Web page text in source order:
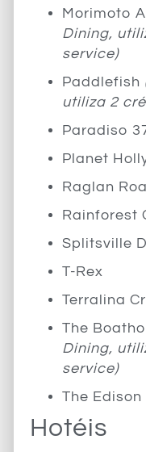
Morimoto
Dining,
service)
Paddlefish
utiliza 2
Paradiso
Planet
Raglan
Rainforest
Splitsville
T-Rex
Terralina
The
Dining,
service)
The Edison
Hotéis